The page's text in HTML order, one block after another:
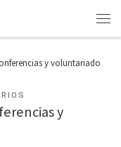
y voluntariado
y